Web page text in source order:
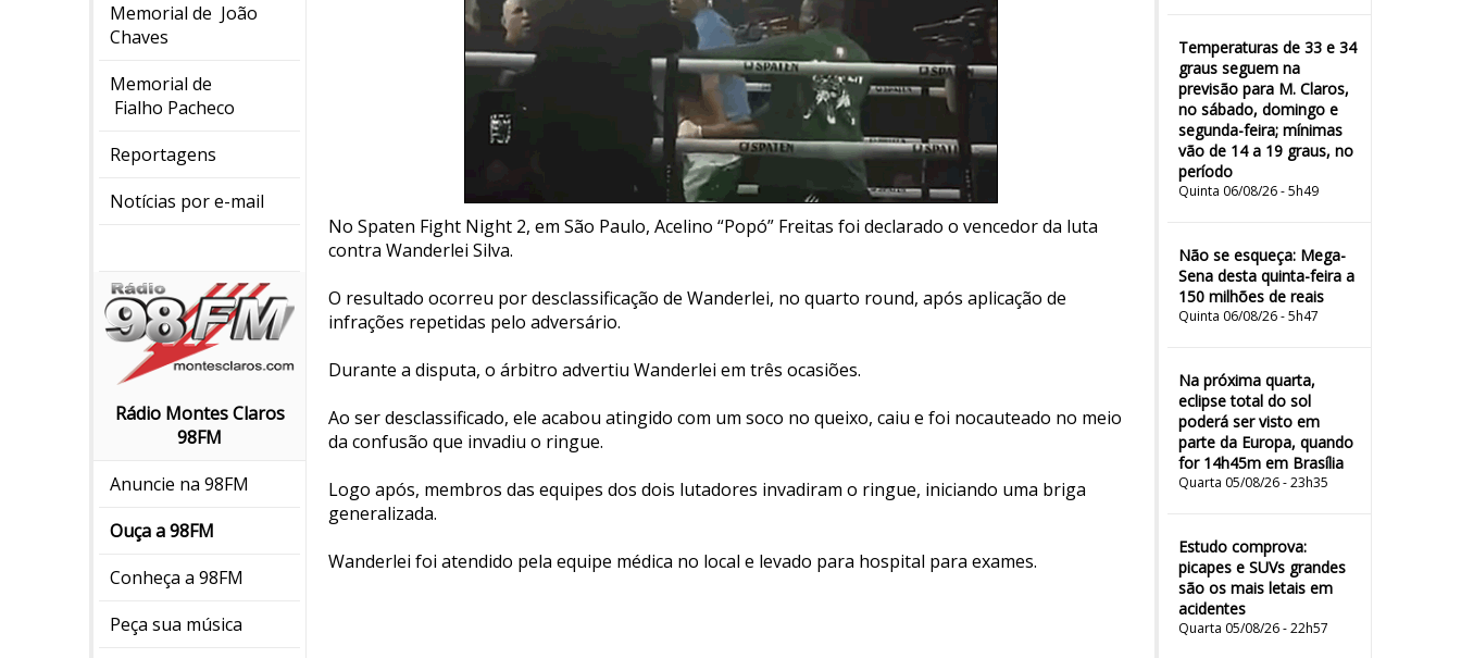
Memorial de João
Chaves
Memorial de
Fialho Pacheco
Reportagens
Notícias por e-mail
Rádio Montes Claros
98FM
Anuncie na 98FM
Ouça a 98FM
Conheça a 98FM
Peça sua música
Temperaturas de 33 e 34
graus seguem na
previsão para M. Claros,
no sábado, domingo e
segunda-feira; mínimas
vão de 14 a 19 graus, no
período
Quinta 06/08/26 - 5h49
Não se esqueça: Mega-
Sena desta quinta-feira a
150 milhões de reais
Quinta 06/08/26 - 5h47
Na próxima quarta,
eclipse total do sol
poderá ser visto em
parte da Europa, quando
for 14h45m em Brasília
Quarta 05/08/26 - 23h35
Estudo comprova:
picapes e SUVs grandes
são os mais letais em
acidentes
Quarta 05/08/26 - 22h57
No Spaten Fight Night 2, em São Paulo, Acelino “Popó” Freitas foi declarado o vencedor da luta
contra Wanderlei Silva.
O resultado ocorreu por desclassificação de Wanderlei, no quarto round, após aplicação de
infrações repetidas pelo adversário.
Durante a disputa, o árbitro advertiu Wanderlei em três ocasiões.
Ao ser desclassificado, ele acabou atingido com um soco no queixo, caiu e foi nocauteado no meio
da confusão que invadiu o ringue.
Logo após, membros das equipes dos dois lutadores invadiram o ringue, iniciando uma briga
generalizada.
Wanderlei foi atendido pela equipe médica no local e levado para hospital para exames.